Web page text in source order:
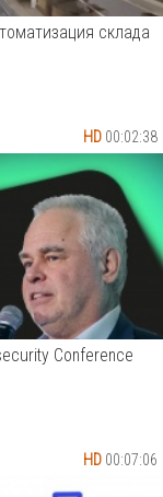
HD 00:02:38
склада
HD 00:07:06
Conference